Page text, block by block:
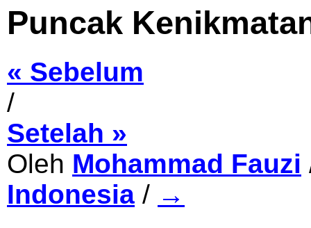
Puncak
« Sebelum
/
Setelah »
Oleh Mohammad Fauzi
Indonesia / →